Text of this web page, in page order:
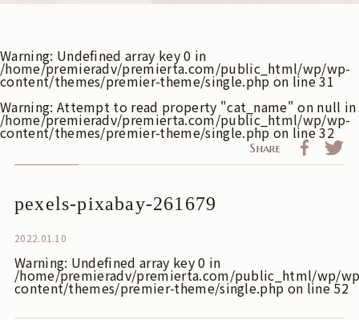
Warning: Undefined array key 0 in
/home/premieradv/premierta.com/public_html/wp/wp-
content/themes/premier-theme/single.php on line31
Warning: Attempt to read property "cat_name" on null in
/home/premieradv/premierta.com/public_html/wp/wp-
content/themes/premier-theme/single.php on line32
Share
pexels-pixabay-261679
2022.01.10
Warning: Undefined array key 0 in
/home/premieradv/premierta.com/public_html/wp/
content/themes/premier-theme/single.php on line52